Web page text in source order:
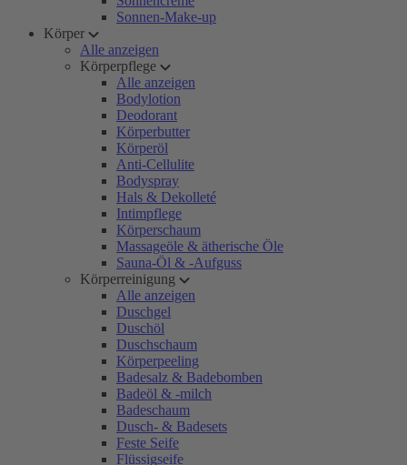
Sonnen-Make-up
Körper
Alle anzeigen
Körperpflege
Alle anzeigen
Bodylotion
Deodorant
Körperbutter
Körperöl
Anti-Cellulite
Bodyspray
Hals & Dekolleté
Intimpflege
Körperschaum
Massageöle & ätherische Öle
Sauna-Öl & -Aufguss
Körperreinigung
Alle anzeigen
Duschgel
Duschöl
Duschschaum
Körperpeeling
Badesalz & Badebomben
Badeöl & -milch
Badeschaum
Dusch- & Badesets
Feste Seife
Flüssigseife